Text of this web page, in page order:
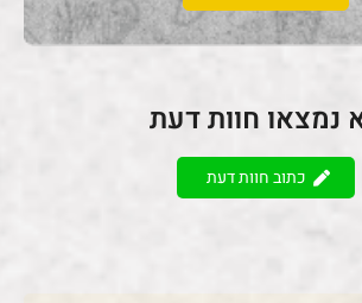
נמצאו חוות דעת
כתוב חוות דעת